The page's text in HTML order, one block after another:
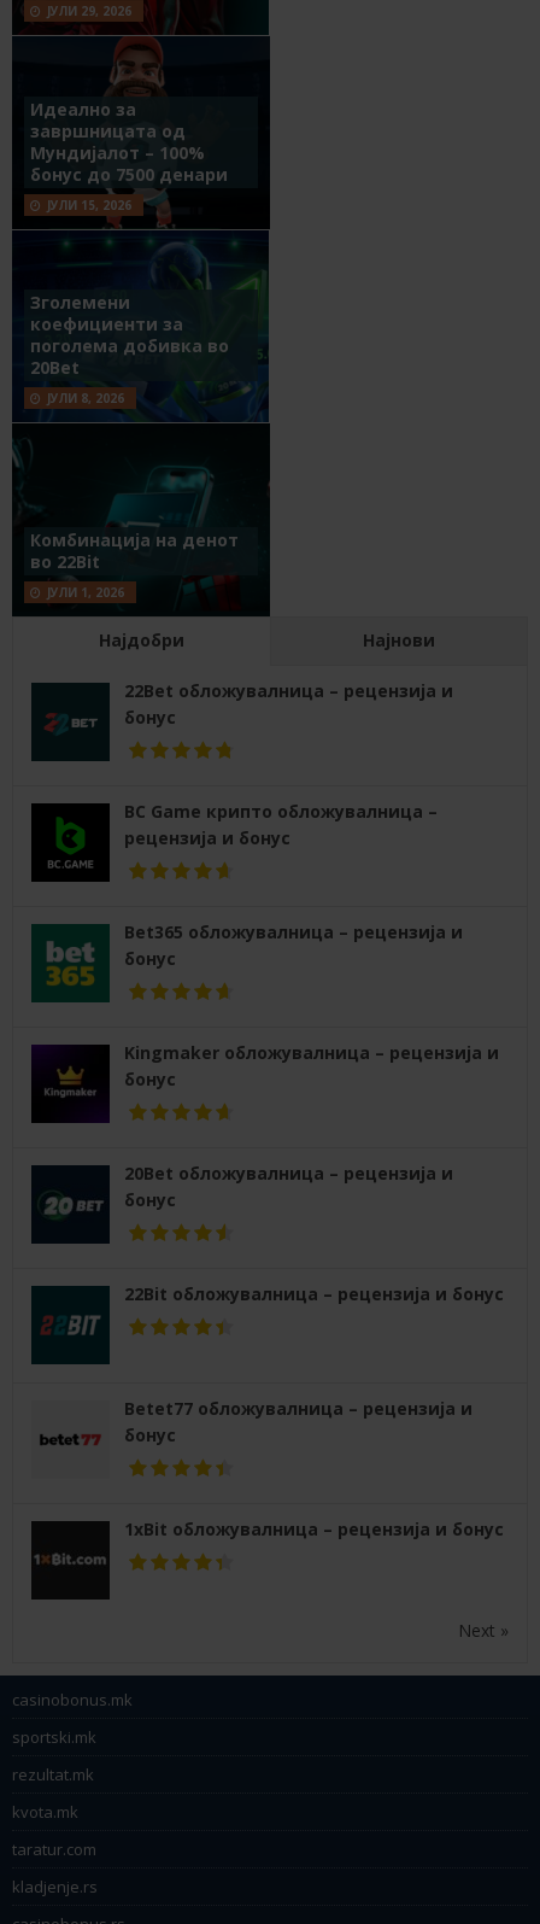
ЈУЛИ 29, 2026
Идеално за
завршницата од
Мундијалот – 100%
бонус до 7500 денари
ЈУЛИ 15, 2026
Зголемени
коефициенти за
поголема добивка во
20Bet
ЈУЛИ 8, 2026
Комбинација на денот
во 22Bit
ЈУЛИ 1, 2026
Најдобри Најнови
22Bet обложувалница – рецензија и
бонус
BC Game крипто обложувалница –
рецензија и бонус
Bet365 обложувалница – рецензија и
бонус
Kingmaker обложувалница – рецензија и
бонус
20Bet обложувалница – рецензија и
бонус
22Bit обложувалница – рецензија и бонус
Betet77 обложувалница – рецензија и
бонус
1xBit обложувалница – рецензија и бонус
Next »
casinobonus.mk
sportski.mk
rezultat.mk
kvota.mk
taratur.com
kladjenje.rs